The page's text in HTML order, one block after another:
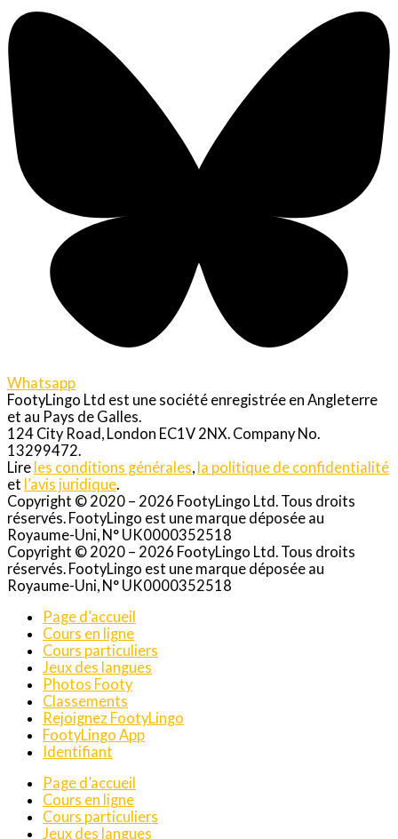
Whatsapp
FootyLingo Ltd est une société enregistrée en Angleterre
et au Pays de Galles.
124 City Road, London EC1V 2NX. Company No.
13299472.
Lire les conditions générales la politique de confidentialité
et l’avis juridique
Copyright © 2020 – 2026 FootyLingo Ltd. Tous droits
réservés. FootyLingo est une marque déposée au
Royaume-Uni, N° UK0000352518
Copyright © 2020 – 2026 FootyLingo Ltd. Tous droits
réservés. FootyLingo est une marque déposée au
Royaume-Uni, N° UK0000352518
Page d’accueil
Cours en ligne
Cours particuliers
Jeux des langues
Photos Footy
Classements
Rejoignez FootyLingo
FootyLingo App
Identifiant
Page d’accueil
Cours en ligne
Cours particuliers
Jeux des langues